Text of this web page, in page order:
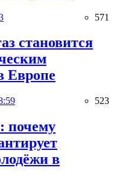
571
становится
Европе
523
почему
в